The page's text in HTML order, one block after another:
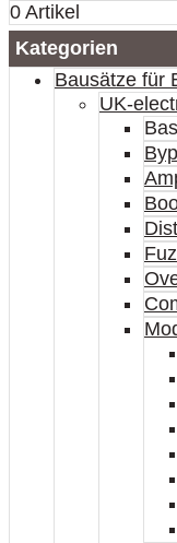
0 Artikel
Kategorien
Bausätze für
UK-